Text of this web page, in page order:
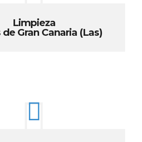
Limpieza
Gran Canaria (Las)